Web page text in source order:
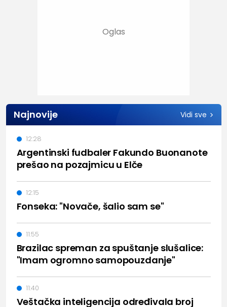
Najnovije Vidi sve
Argentinski fudbaler Fakundo Buonanote
prešao na pozajmicu u Elče
12:28
Fonseka: "Novače, šalio sam se"
12:15
Brazilac spreman za spuštanje slušalice:
"Imam ogromno samopouzdanje"
11:55
Veštačka inteligencija određivala broj
11:40